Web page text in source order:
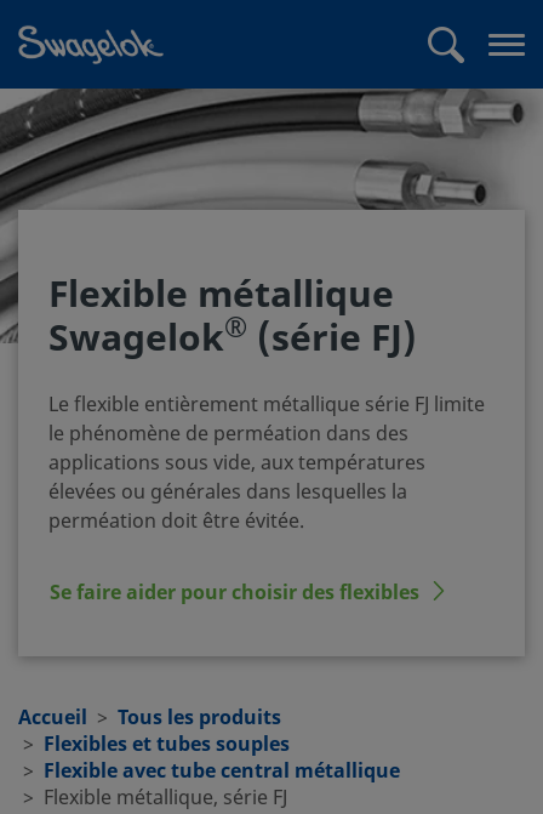
Flexible métallique
Swagelok® (série FJ)
Le flexible entièrement métallique série FJ limite
le phénomène de perméation dans des
applications sous vide, aux températures
élevées ou générales dans lesquelles la
perméation doit être évitée.
Se faire aider pour choisir des flexibles
Accueil
Tous les produits
Flexibles et tubes souples
Flexible avec tube central métallique
Flexible métallique, série FJ